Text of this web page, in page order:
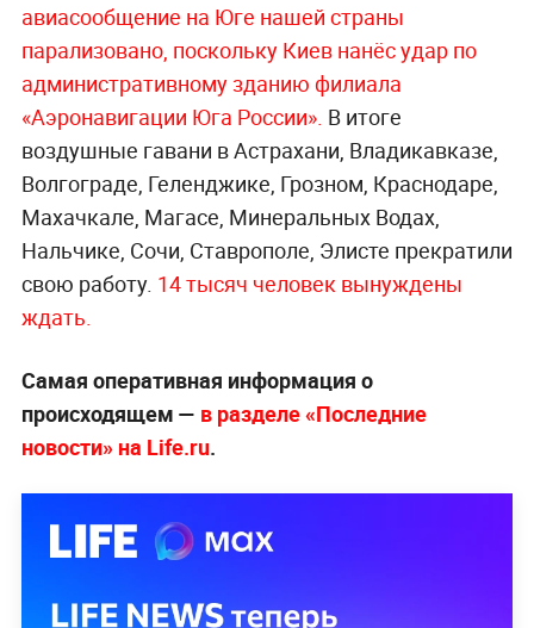
авиасообщение на Юге нашей страны
парализовано, поскольку Киев нанёс удар по
административному зданию филиала
«Аэронавигации Юга России». В итоге
воздушные гавани в Астрахани, Владикавказе,
Волгограде, Геленджике, Грозном, Краснодаре,
Махачкале, Магасе, Минеральных Водах,
Нальчике, Сочи, Ставрополе, Элисте прекратили
свою работу. 14 тысяч человек вынуждены
ждать.
Самая оперативная информация о
происходящем — в разделе «Последние
новости» на Life.ru.